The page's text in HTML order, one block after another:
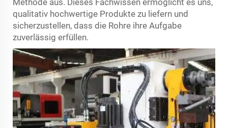
qualitativ hochwertige Produkte zu liefern und
sicherzustellen, dass die Rohre ihre Aufgabe
zuverlässig erfüllen.